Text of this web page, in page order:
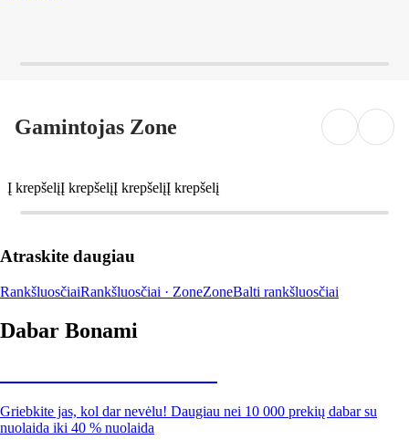
Gamintojas Zone
Į krepšelįĮ krepšelįĮ krepšelįĮ krepšelį
Atraskite daugiau
RankšluosčiaiRankšluosčiai · ZoneZoneBalti rankšluosčiai
Dabar Bonami
Griebkite jas, kol dar nevėlu! Daugiau nei 10 000 prekių dabar su
nuolaida iki 40 % nuolaida